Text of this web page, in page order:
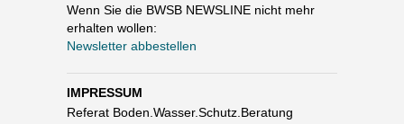
Wenn Sie die BWSB NEWSLINE nicht mehr
erhalten wollen:
Newsletter abbestellen
IMPRESSUM
Referat Boden.Wasser.Schutz.Beratung